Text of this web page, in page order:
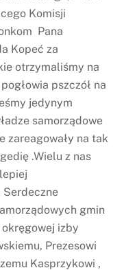
Komisji
Pana
Kopeć za
otrzymaliśmy na
pszczół na
jedynym
samorządowe
zareagowały na tak
.Wielu z nas
Serdeczne
gmin
izby
Prezesowi
Kasprzykowi ,